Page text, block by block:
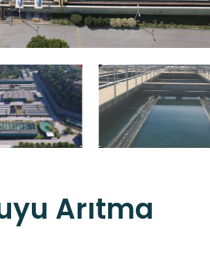
Arıtma